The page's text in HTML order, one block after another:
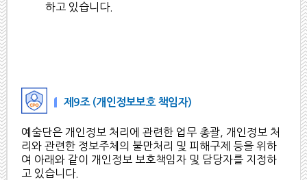
하고 있습니다.
제9조 (개인정보보호 책임자)
예술단은 개인정보 처리에 관련한 업무 총괄, 개인정보 처
리와 관련한 정보주체의 불만처리 및 피해구제 등을 위하
여 아래와 같이 개인정보 보호책임자 및 담당자를 지정하
고 있습니다.